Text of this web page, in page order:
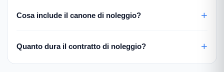
Cosa include il canone di noleggio?
Quanto dura il contratto di noleggio?